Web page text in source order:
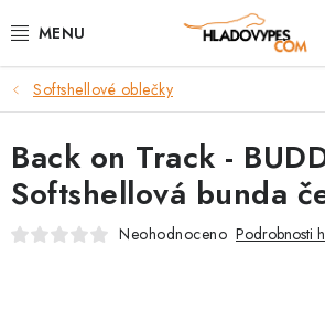
na
POTŘEBY PRO PSY
TAMI PŘEPRAVNÍ BOXY
SPORT SE PSEM
Softshellové oblečky
Back on Track -
Softshellová bunda
Neohodnoceno Podrobnosti